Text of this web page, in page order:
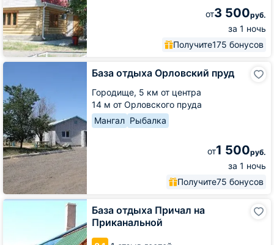
от3 500руб.
за 1 ночь
Получите175 бонусов
База отдыха Орловский пруд
Городище, 5 км от центра
14 м от Орловского пруда
Мангал Рыбалка
от1 500руб.
за 1 ночь
Получите75 бонусов
База
Орловский
пруд
База отдыха Причал на
Приканальной
База